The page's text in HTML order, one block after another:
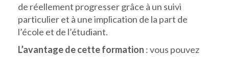
de réellement progresser grâce à un suivi
particulier et à une implication de la part de
l’école et de l’étudiant.
L’avantage de cette formation : vous pouvez